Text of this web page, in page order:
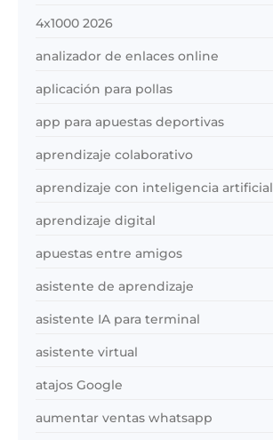
4x1000 2026
analizador de enlaces online
aplicación para pollas
app para apuestas deportivas
aprendizaje colaborativo
aprendizaje con inteligencia artificial
aprendizaje digital
apuestas entre amigos
asistente de aprendizaje
asistente IA para terminal
asistente virtual
atajos Google
aumentar ventas whatsapp